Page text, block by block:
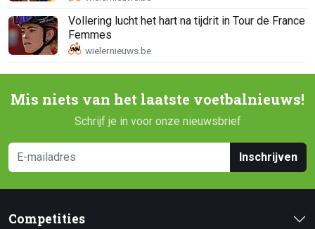
Vollering lucht het hart na tijdrit in Tour de France
Femmes
Mis niets van het laatste voetbalnieuws!
Schrijf je in voor onze nieuwsbrief
Inschrijven
Competities